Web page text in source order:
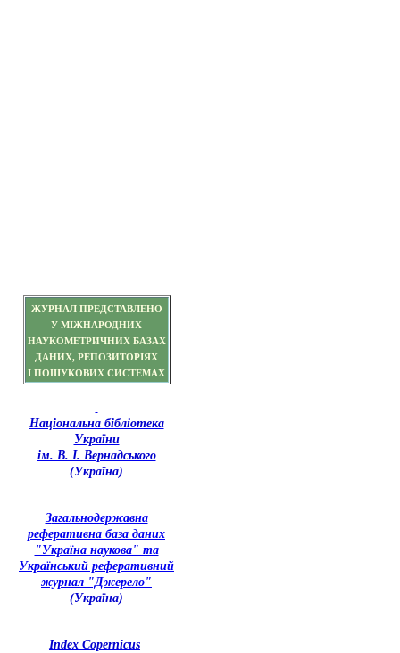
ЖУРНАЛ ПРЕДСТАВЛЕНО
У МІЖНАРОДНИХ
НАУКОМЕТРИЧНИХ БАЗАХ
ДАНИХ, РЕПОЗИТОРІЯХ
І ПОШУКОВИХ СИСТЕМАХ
Національна бібліотека
України
ім. В. І. Вернадського
(Україна)
Загальнодержавна
реферативна база даних
"Україна наукова" та
Український реферативний
журнал "Джерело"
(Україна)
Index Copernicus